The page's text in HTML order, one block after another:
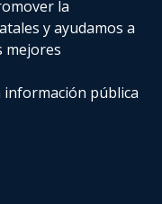
la
y ayudamos a
mejores
información pública